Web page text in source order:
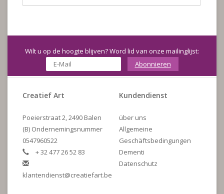
Wilt u op de hoogte blijven? Word lid van onze mailinglijst:
Abonnieren
Creatief Art
Poeierstraat 2, 2490 Balen
(B) Ondernemingsnummer
0547960522
+ 32 477 26 52 83
klantendienst@creatiefart.be
Kundendienst
über uns
Allgemeine
Geschäftsbedingungen
Dementi
Datenschutz